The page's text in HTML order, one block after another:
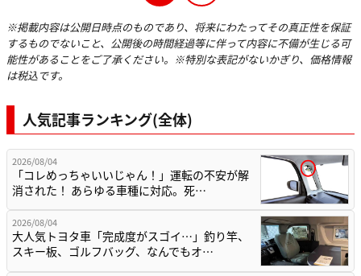
※掲載内容は公開日時点のものであり、将来にわたってその真正性を保証
するものでないこと、公開後の時間経過等に伴って内容に不備が生じる可
能性があることをご了承ください。※特別な表記がないかぎり、価格情報
は税込です。
人気記事ランキング(全体)
2026/08/04
「コレめっちゃいいじゃん！」運転の不安が解
消された！ あらゆる車種に対応。死…
2026/08/04
大人気トヨタ車「完成度がスゴイ…」釣り竿、
スキー板、ゴルフバッグ、なんでもオ…